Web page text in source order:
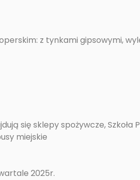
z tynkami gipsowymi,
się sklepy spożywcze,
miejskie
2025r.